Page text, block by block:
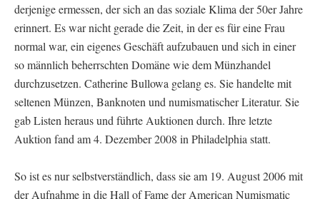
derjenige ermessen, der sich an das soziale Klima der 50er Jahre
erinnert. Es war nicht gerade die Zeit, in der es für eine Frau
normal war, ein eigenes Geschäft aufzubauen und sich in einer
so männlich beherrschten Domäne wie dem Münzhandel
durchzusetzen. Catherine Bullowa gelang es. Sie handelte mit
seltenen Münzen, Banknoten und numismatischer Literatur. Sie
gab Listen heraus und führte Auktionen durch. Ihre letzte
Auktion fand am 4. Dezember 2008 in Philadelphia statt.
So ist es nur selbstverständlich, dass sie am 19. August 2006 mit
der Aufnahme in die Hall of Fame der American Numismatic